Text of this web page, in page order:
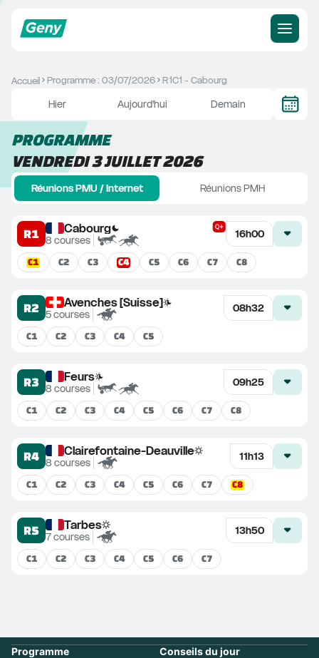
Accueil Programme : 03/07/2026 R1C1 - Cabourg
Hier Aujourd'hui Demain
PROGRAMME
VENDREDI 3 JUILLET 2026
Réunions PMU / Internet Réunions PMH
R1 Cabourg
8 courses 16h00
C1 C2 C3 C4 C5 C6 C7 C8
R2 Avenches [Suisse]
5courses 08h32
C1 C2 C3 C4 C5
R3 Feurs
8 courses 09h25
C1 C2 C3 C4 C5 C6 C7 C8
R4 Clairefontaine-Deauville
8 courses 11h13
C1 C2 C3 C4 C5 C6 C7 C8
R5 Tarbes
7courses 13h50
C1 C2 C3 C4 C5 C6 C7
Programme Conseils du jour